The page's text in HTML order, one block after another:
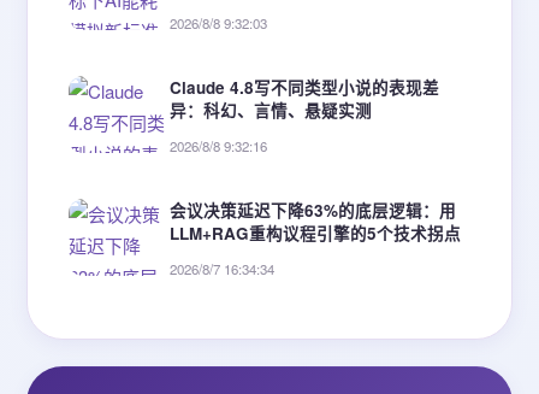
2026/8/8 9:32:03
Claude 4.8写不同类型小说的表现差
异：科幻、言情、悬疑实测
2026/8/8 9:32:16
会议决策延迟下降63%的底层逻辑：用
LLM+RAG重构议程引擎的5个技术拐点
2026/8/7 16:34:34